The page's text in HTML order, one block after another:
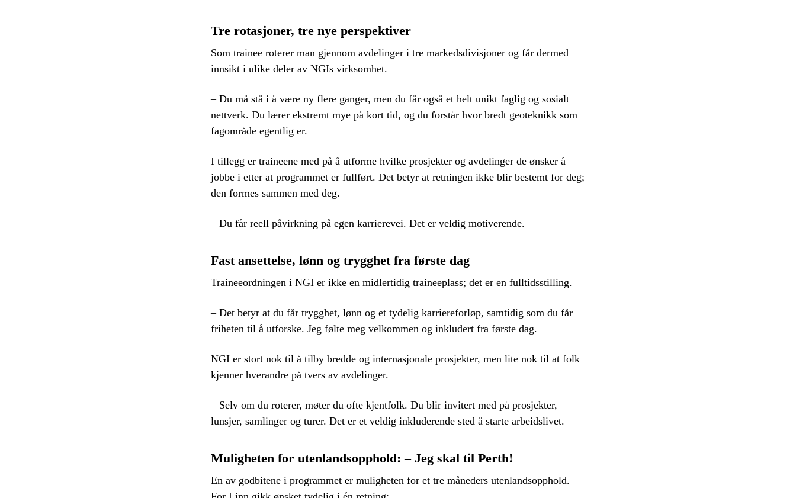
Tre rotasjoner, tre nye perspektiver
Som trainee roterer man gjennom avdelinger i tre markedsdivisjoner og får dermed
innsikt i ulike deler av NGIs virksomhet.
– Du må stå i å være ny flere ganger, men du får også et helt unikt faglig og sosialt
nettverk. Du lærer ekstremt mye på kort tid, og du forstår hvor bredt geoteknikk som
fagområde egentlig er.
I tillegg er traineene med på å utforme hvilke prosjekter og avdelinger de ønsker å
jobbe i etter at programmet er fullført. Det betyr at retningen ikke blir bestemt for deg;
den formes sammen med deg.
– Du får reell påvirkning på egen karrierevei. Det er veldig motiverende.
Fast ansettelse, lønn og trygghet fra første dag
Traineeordningen i NGI er ikke en midlertidig traineeplass; det er en fulltidsstilling.
– Det betyr at du får trygghet, lønn og et tydelig karriereforløp, samtidig som du får
friheten til å utforske. Jeg følte meg velkommen og inkludert fra første dag.
NGI er stort nok til å tilby bredde og internasjonale prosjekter, men lite nok til at folk
kjenner hverandre på tvers av avdelinger.
– Selv om du roterer, møter du ofte kjentfolk. Du blir invitert med på prosjekter,
lunsjer, samlinger og turer. Det er et veldig inkluderende sted å starte arbeidslivet.
Muligheten for utenlandsopphold: – Jeg skal til Perth!
En av godbitene i programmet er muligheten for et tre måneders utenlandsopphold.